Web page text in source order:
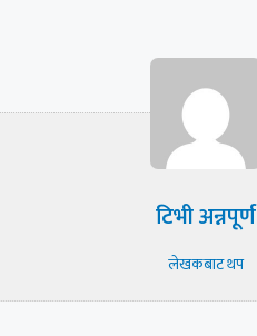
टिभी अन्नपूर्ण
लेखकबाट थप